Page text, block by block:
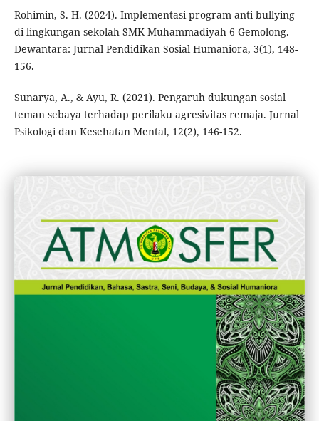
Rohimin, S. H. (2024). Implementasi program anti bullying
di lingkungan sekolah SMK Muhammadiyah 6 Gemolong.
Dewantara: Jurnal Pendidikan Sosial Humaniora, 3(1), 148-
156.
Sunarya, A., & Ayu, R. (2021). Pengaruh dukungan sosial
teman sebaya terhadap perilaku agresivitas remaja. Jurnal
Psikologi dan Kesehatan Mental, 12(2), 146-152.